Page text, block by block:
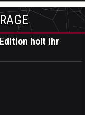
holt ihr